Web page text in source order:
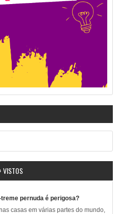
VISTOS
pernuda é perigosa?
casas em várias partes do mundo,